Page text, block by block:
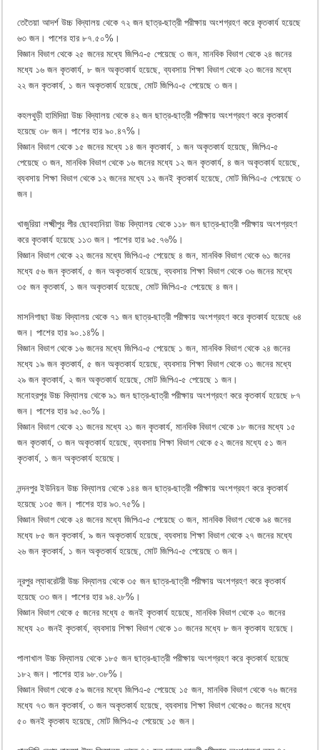
তেতৈয়া আদর্শ উচ্চ বিদ্যালয় থেকে ৭২ জন ছাত্র-ছাত্রী পরীক্ষায় অংশগ্রহণ করে কৃতকার্য হয়েছে
৬৩ জন। পাশের হার ৮৭.৫০%।
বিজ্ঞান বিভাগ থেকে ২৫ জনের মধ্যে জিপিএ-৫ পেয়েছে ৩ জন, মানবিক বিভাগ থেকে ২৪ জনের
মধ্যে ১৬ জন কৃতকার্য, ৮ জন অকৃতকার্য হয়েছে, ব্যবসায় শিক্ষা বিভাগ থেকে ২৩ জনের মধ্যে
২২ জন কৃতকার্য, ১ জন অকৃতকার্য হয়েছে, মোট জিপিএ-৫ পেয়েছে ৩ জন।
কহলথুড়ী হামিদিয়া উচ্চ বিদ্যালয় থেকে ৪২ জন ছাত্র-ছাত্রী পরীক্ষায় অংশগ্রহণ করে কৃতকার্য
হয়েছে ৩৮ জন। পাশের হার ৯০.৪৭%।
বিজ্ঞান বিভাগ থেকে ১৫ জনের মধ্যে ১৪ জন কৃতকার্য, ১ জন অকৃতকার্য হয়েছে, জিপিএ-৫
পেয়েছে ৩ জন, মানবিক বিভাগ থেকে ১৬ জনের মধ্যে ১২ জন কৃতকার্য, ৪ জন অকৃতকার্য হয়েছে,
ব্যবসায় শিক্ষা বিভাগ থেকে ১২ জনের মধ্যে ১২ জনই কৃতকার্য হয়েছে, মোট জিপিএ-৫ পেয়েছে ৩
জন।
খাজুরিয়া লক্ষ্মীপুর পীর ছোবহানিয়া উচ্চ বিদ্যালয় থেকে ১১৮ জন ছাত্র-ছাত্রী পরীক্ষায় অংশগ্রহণ
করে কৃতকার্য হয়েছে ১১৩ জন। পাশের হার ৯৫.৭৬%।
বিজ্ঞান বিভাগ থেকে ২২ জনের মধ্যে জিপিএ-৫ পেয়েছে ৪ জন, মানবিক বিভাগ থেকে ৬১ জনের
মধ্যে ৫৬ জন কৃতকার্য, ৫ জন অকৃতকার্য হয়েছে, ব্যবসায় শিক্ষা বিভাগ থেকে ৩৬ জনের মধ্যে
৩৫ জন কৃতকার্য, ১ জন অকৃতকার্য হয়েছে, মোট জিপিএ-৫ পেয়েছে ৪ জন।
মাসনিগাছা উচ্চ বিদ্যালয় থেকে ৭১ জন ছাত্র-ছাত্রী পরীক্ষায় অংশগ্রহণ করে কৃতকার্য হয়েছে ৬৪
জন। পাশের হার ৯০.১৪%।
বিজ্ঞান বিভাগ থেকে ১৬ জনের মধ্যে জিপিএ-৫ পেয়েছে ১ জন, মানবিক বিভাগ থেকে ২৪ জনের
মধ্যে ১৯ জন কৃতকার্য, ৫ জন অকৃতকার্য হয়েছে, ব্যবসায় শিক্ষা বিভাগ থেকে ৩১ জনের মধ্যে
২৯ জন কৃতকার্য, ২ জন অকৃতকার্য হয়েছে, মোট জিপিএ-৫ পেয়েছে ১ জন।
মনোহরপুর উচ্চ বিদ্যালয় থেকে ৯১ জন ছাত্র-ছাত্রী পরীক্ষায় অংশগ্রহণ করে কৃতকার্য হয়েছে ৮৭
জন। পাশের হার ৯৫.৬০%।
বিজ্ঞান বিভাগ থেকে ২১ জনের মধ্যে ২১ জন কৃতকার্য, মানবিক বিভাগ থেকে ১৮ জনের মধ্যে ১৫
জন কৃতকার্য, ৩ জন অকৃতকার্য হয়েছে, ব্যবসায় শিক্ষা বিভাগ থেকে ৫২ জনের মধ্যে ৫১ জন
কৃতকার্য, ১ জন অকৃতকার্য হয়েছে।
নন্দনপুর ইউনিয়ন উচ্চ বিদ্যালয় থেকে ১৪৪ জন ছাত্র-ছাত্রী পরীক্ষায় অংশগ্রহণ করে কৃতকার্য
হয়েছে ১৩৫ জন। পাশের হার ৯৩.৭৫%।
বিজ্ঞান বিভাগ থেকে ২৪ জনের মধ্যে জিপিএ-৫ পেয়েছে ৩ জন, মানবিক বিভাগ থেকে ৯৪ জনের
মধ্যে ৮৫ জন কৃতকার্য, ৯ জন অকৃতকার্য হয়েছে, ব্যবসায় শিক্ষা বিভাগ থেকে ২৭ জনের মধ্যে
২৬ জন কৃতকার্য, ১ জন অকৃতকার্য হয়েছে, মোট জিপিএ-৫ পেয়েছে ৩ জন।
নূরপুর ল্যাবরেটরী উচ্চ বিদ্যালয় থেকে ৩৫ জন ছাত্র-ছাত্রী পরীক্ষায় অংশগ্রহণ করে কৃতকার্য
হয়েছে ৩৩ জন। পাশের হার ৯৪.২৮%।
বিজ্ঞান বিভাগ থেকে ৫ জনের মধ্যে ৫ জনই কৃতকার্য হয়েছে, মানবিক বিভাগ থেকে ২০ জনের
মধ্যে ২০ জনই কৃতকার্য, ব্যবসায় শিক্ষা বিভাগ থেকে ১০ জনের মধ্যে ৮ জন কৃতকায হয়েছে।
পালাখাল উচ্চ বিদ্যালয় থেকে ১৮৫ জন ছাত্র-ছাত্রী পরীক্ষায় অংশগ্রহণ করে কৃতকার্য হয়েছে
১৮২ জন। পাশের হার ৯৮.৩৮%।
বিজ্ঞান বিভাগ থেকে ৫৯ জনের মধ্যে জিপিএ-৫ পেয়েছে ১৫ জন, মানবিক বিভাগ থেকে ৭৬ জনের
মধ্যে ৭৩ জন কৃতকার্য, ৩ জন অকৃতকার্য হয়েছে, ব্যবসায় শিক্ষা বিভাগ থেকে৫০ জনের মধ্যে
৫০ জনই কৃতকায হয়েছে, মোট জিপিএ-৫ পেয়েছে ১৫ জন।